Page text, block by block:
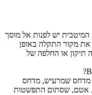
יש לפנות אל מוסך
את מקור התקלה באופן
תיקון או החלפה של
מדחס שמרעיש, מדחס
אטם, שסתום התפשטות